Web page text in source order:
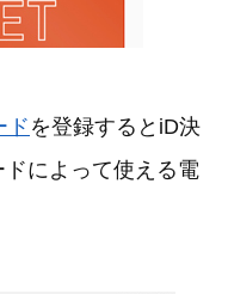
ド を登録するとiD決
によって使える電